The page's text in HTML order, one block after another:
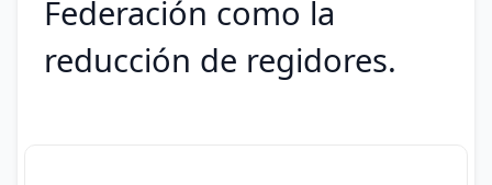
Federación como la
reducción de regidores.